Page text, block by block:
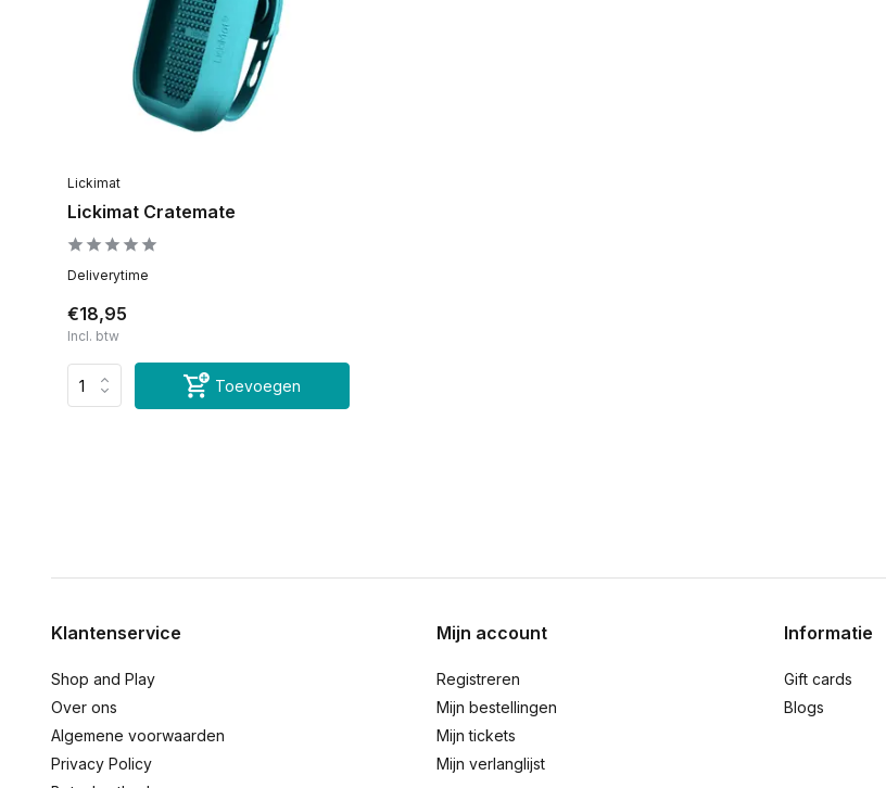
Lickimat
Lickimat Cratemate
Deliverytime
€18,95
Incl. btw
Toevoegen
Klantenservice
Shop and Play
Over ons
Algemene voorwaarden
Privacy Policy
Mijn account
Registreren
Mijn bestellingen
Mijn tickets
Mijn verlanglijst
Informatie
Gift cards
Blogs